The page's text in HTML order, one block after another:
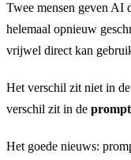
Twee mensen geven AI
helemaal opnieuw
vrijwel direct kan
Het verschil zit niet in
verschil zit in de prompt
Het goede nieuws: